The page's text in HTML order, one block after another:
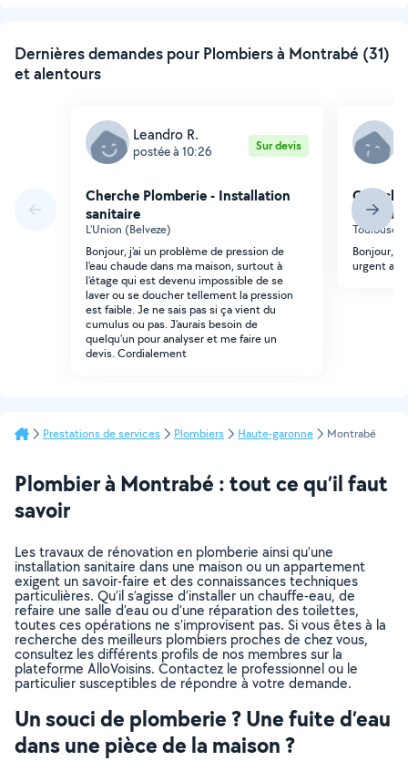
Dernières demandes pour Plombiers à Montrabé (31)
et alentours
Leandro R.
postée à 10:26 Sur devis
Cherche Plomberie - Installation
sanitaire
L'Union (Belveze)
Bonjour, j'ai un problème de pression de
l'eau chaude dans ma maison, surtout à
l'étage qui est devenu impossible de se
laver ou se doucher tellement la pression
est faible. Je ne sais pas si ça vient du
cumulus ou pas. J'aurais besoin de
quelqu'un pour analyser et me faire un
devis. Cordialement
sanitaire
Toulouse
Bonjour,
urgent
Prestations de services Plombiers Haute-garonne Montrabé
Plombier à Montrabé : tout ce qu’il faut
savoir
Les travaux de rénovation en plomberie ainsi qu’une
installation sanitaire dans une maison ou un appartement
exigent un savoir-faire et des connaissances techniques
particulières. Qu’il s’agisse d’installer un chauffe-eau, de
refaire une salle d’eau ou d’une réparation des toilettes,
toutes ces opérations ne s’improvisent pas. Si vous êtes à la
recherche des meilleurs plombiers proches de chez vous,
consultez les différents profils de nos membres sur la
plateforme AlloVoisins. Contactez le professionnel ou le
particulier susceptibles de répondre à votre demande.
Un souci de plomberie ? Une fuite d’eau
dans une pièce de la maison ?